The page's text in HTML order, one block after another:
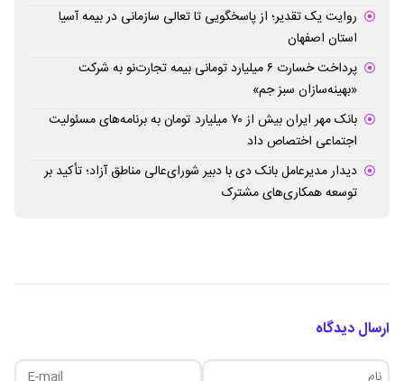
روایت یک تقدیر؛ از پاسخگویی تا تعالی سازمانی در بیمه آسیا
استان اصفهان
پرداخت خسارت ۶ میلیارد تومانی بیمه تجارت‌نو به شرکت
«بهینه‌سازان سبز جم»
بانک مهر ایران بیش از ۷۰ میلیارد تومان به برنامه‌های مسئولیت
اجتماعی اختصاص داد
دیدار مدیرعامل بانک دی با دبیر شورای‌عالی مناطق آزاد؛ تأکید بر
توسعه همکاری‌های مشترک
ارسال دیدگاه